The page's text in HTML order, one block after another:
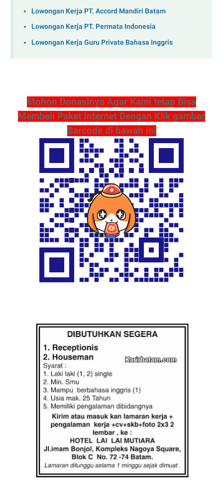
Lowongan Kerja PT. Accord Mandiri Batam
Lowongan Kerja PT. Permata Indonesia
Lowongan Kerja Guru Private Bahasa Inggris
Mohon Donasinya Agar Kami tetap Bisa
Membeli Paket Internet Dengan Klik gambar
Barcode di bawah ini